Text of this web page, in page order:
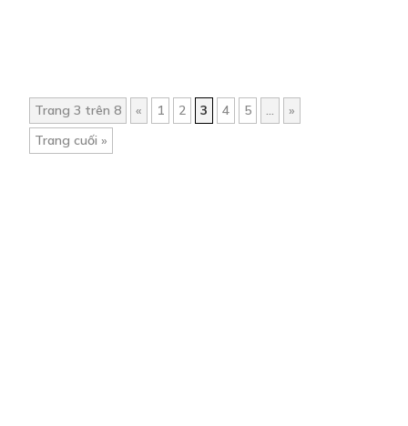
Trang 3 trên 8 « 1 2 3 4 5 ...
»
Trang cuối »